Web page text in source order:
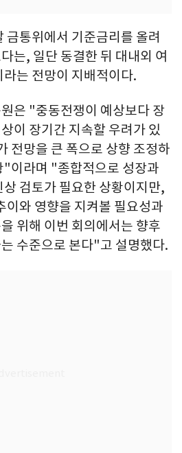
금통위에서 기준금리를 올려
는, 일단 동결한 뒤 대내외 여
는 전망이 지배적이다.
은 "중동전쟁이 예상보다 장
이 장기간 지속할 우려가 있
전망을 큰 폭으로 상향 조정하
"이라며 "종합적으로 성장과
검토가 필요한 상황이지만,
이와 영향을 지켜볼 필요성과
위해 이번 회의에서는 향후
수준으로 본다"고 설명했다.